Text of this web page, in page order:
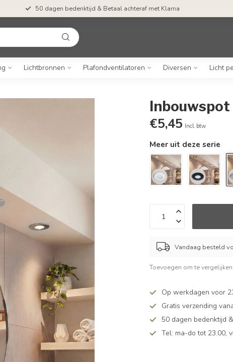
50 dagen bedenktijd & Betaal achteraf met Klarna
Lichtbronnen Plafondventilatoren Diversen Licht
€5,45 Incl. btw
Meer uit deze serie
Vandaag besteld
Toevoegen om te vergelijken
Op werkdagen voor
Gratis verzending
50 dagen bedenktijd
Tel: ma-do tot 23.00,